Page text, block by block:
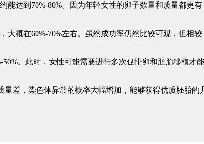
达到70%-80%。因为年轻女性的卵子数量和质量都更有
概在60%-70%左右。虽然成功率仍然比较可观，但相较
。此时，女性可能需要进行多次促排卵和胚胎移植才能
差，染色体异常的概率大幅增加，能够获得优质胚胎的